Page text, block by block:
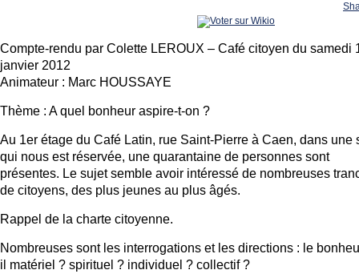
Compte-rendu par Colette LEROUX – Café citoyen du samedi
janvier 2012
Animateur : Marc HOUSSAYE
Thème : A quel bonheur aspire-t-on ?
Au 1er étage du Café Latin, rue Saint-Pierre à Caen, dans une
qui nous est réservée, une quarantaine de personnes sont
présentes. Le sujet semble avoir intéressé de nombreuses
de citoyens, des plus jeunes au plus âgés.
Rappel de la charte citoyenne.
Nombreuses sont les interrogations et les directions : le
il matériel ? spirituel ? individuel ? collectif ?